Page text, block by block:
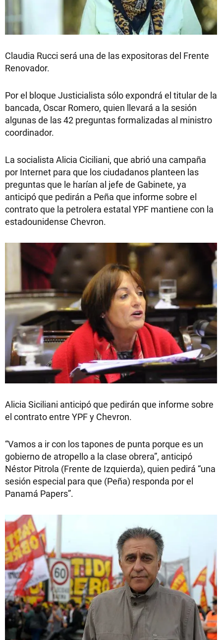
Claudia Rucci será una de las expositoras del Frente
Renovador.
Por el bloque Justicialista sólo expondrá el titular de la
bancada, Oscar Romero, quien llevará a la sesión
algunas de las 42 preguntas formalizadas al ministro
coordinador.
La socialista Alicia Ciciliani, que abrió una campaña
por Internet para que los ciudadanos planteen las
preguntas que le harían al jefe de Gabinete, ya
anticipó que pedirán a Peña que informe sobre el
contrato que la petrolera estatal YPF mantiene con la
estadounidense Chevron.
Alicia Siciliani anticipó que pedirán que informe sobre
el contrato entre YPF y Chevron.
“Vamos a ir con los tapones de punta porque es un
gobierno de atropello a la clase obrera”, anticipó
Néstor Pitrola (Frente de Izquierda), quien pedirá “una
sesión especial para que (Peña) responda por el
Panamá Papers”.